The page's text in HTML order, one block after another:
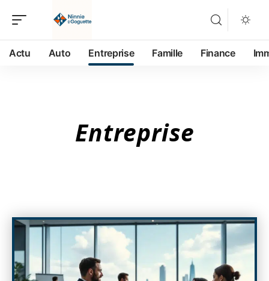
Actu Auto Entreprise Famille Finance
Entreprise